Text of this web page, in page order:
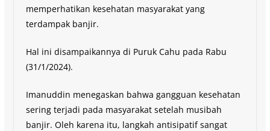
memperhatikan kesehatan masyarakat yang
terdampak banjir.
Hal ini disampaikannya di Puruk Cahu pada Rabu
(31/1/2024).
Imanuddin menegaskan bahwa gangguan kesehatan
sering terjadi pada masyarakat setelah musibah
banjir. Oleh karena itu, langkah antisipatif sangat